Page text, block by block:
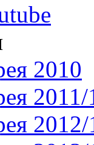
2010
2011/